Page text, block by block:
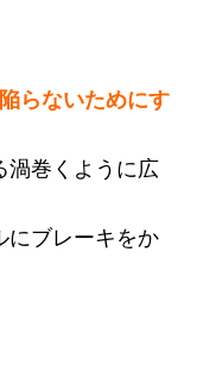
らないためにす
渦巻くように広
にブレーキをか